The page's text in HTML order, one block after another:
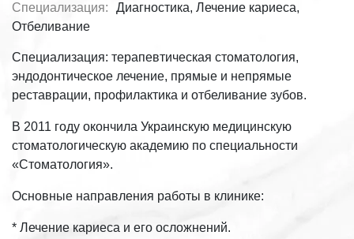
Специализация:
Диагностика, Лечение кариеса,
Отбеливание
Специализация: терапевтическая стоматология,
эндодонтическое лечение, прямые и непрямые
реставрации, профилактика и отбеливание зубов.
В 2011 году окончила Украинскую медицинскую
стоматологическую академию по специальности
«Стоматология».
Основные направления работы в клинике:
* Лечение кариеса и его осложнений.